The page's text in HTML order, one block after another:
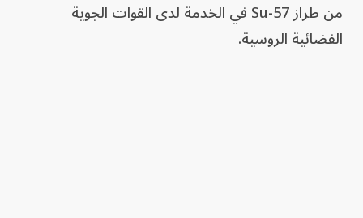
من طراز Su-57 في الخدمة لدى القوات الجوية
الفضائية الروسية.